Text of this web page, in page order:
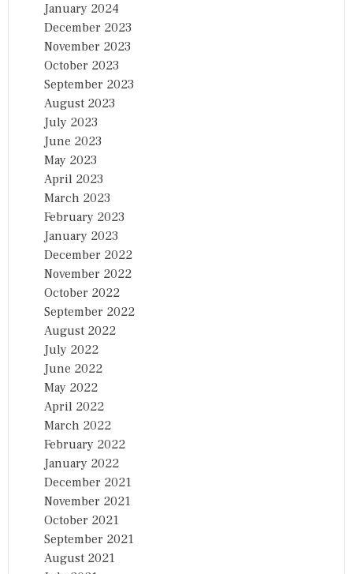
January 2024
December 2023
November 2023
October 2023
September 2023
August 2023
July 2023
June 2023
May 2023
April 2023
March 2023
February 2023
January 2023
December 2022
November 2022
October 2022
September 2022
August 2022
July 2022
June 2022
May 2022
April 2022
March 2022
February 2022
January 2022
December 2021
November 2021
October 2021
September 2021
August 2021